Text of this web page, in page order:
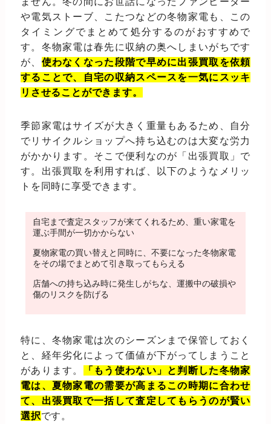
や電気ストーブ、こたつなどの冬物家電も、この
タイミングでまとめて処分するのがおすすめで
す。冬物家電は春先に収納の奥へしまいがちです
が、 使わなくなった段階で早めに出張買取を依頼
することで、自宅の収納スペースを一気にスッキ
リさせることができます。
季節家電はサイズが大きく重量もあるため、自分
でリサイクルショップへ持ち込むのは大変な労力
がかかります。そこで便利なのが「出張買取」で
す。出張買取を利用すれば、以下のようなメリッ
トを同時に享受できます。
自宅まで査定スタッフが来てくれるため、重い家電を
運ぶ手間が一切かからない
夏物家電の買い替えと同時に、不要になった冬物家電
をその場でまとめて引き取ってもらえる
店舗への持ち込み時に発生しがちな、運搬中の破損や
傷のリスクを防げる
特に、冬物家電は次のシーズンまで保管しておく
と、経年劣化によって価値が下がってしまうこと
があります。
「もう使わない」と判断した冬物家
電は、夏物家電の需要が高まるこの時期に合わせ
て、出張買取で一括して査定してもらうのが賢い
選択です。